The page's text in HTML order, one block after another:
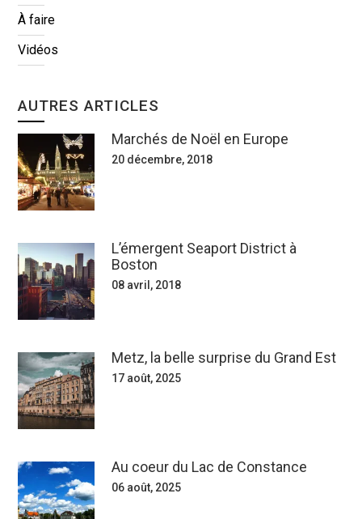
À faire
Vidéos
AUTRES ARTICLES
Marchés de Noël en Europe
20 décembre, 2018
L’émergent Seaport District à
Boston
08 avril, 2018
Metz, la belle surprise du Grand Est
17 août, 2025
Au coeur du Lac de Constance
06 août, 2025